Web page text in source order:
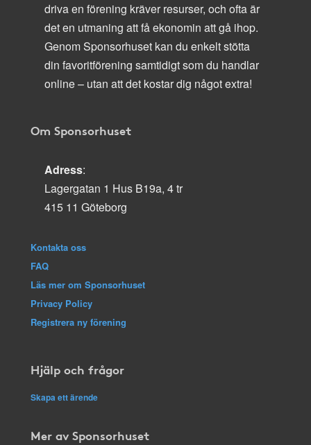
driva en förening kräver resurser, och ofta är
det en utmaning att få ekonomin att gå ihop.
Genom Sponsorhuset kan du enkelt stötta
din favoritförening samtidigt som du handlar
online – utan att det kostar dig något extra!
Om Sponsorhuset
Adress:
Lagergatan 1 Hus B19a, 4 tr
415 11 Göteborg
Kontakta oss
FAQ
Läs mer om Sponsorhuset
Privacy Policy
Registrera ny förening
Hjälp och frågor
Skapa ett ärende
Mer av Sponsorhuset